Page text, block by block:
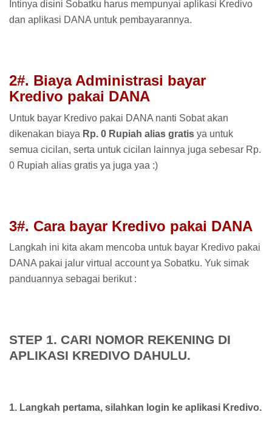
Intinya disini Sobatku harus mempunyai aplikasi Kredivo
dan aplikasi DANA untuk pembayarannya.
2#. Biaya Administrasi bayar
Kredivo pakai DANA
Untuk bayar Kredivo pakai DANA nanti Sobat akan
dikenakan biaya Rp. 0 Rupiah alias gratis ya untuk
semua cicilan, serta untuk cicilan lainnya juga sebesar Rp.
0 Rupiah alias gratis ya juga yaa :)
3#. Cara bayar Kredivo pakai DANA
Langkah ini kita akam mencoba untuk bayar Kredivo pakai
DANA pakai jalur virtual account ya Sobatku. Yuk simak
panduannya sebagai berikut :
STEP 1. CARI NOMOR REKENING DI
APLIKASI KREDIVO DAHULU.
1. Langkah pertama, silahkan login ke aplikasi Kredivo.